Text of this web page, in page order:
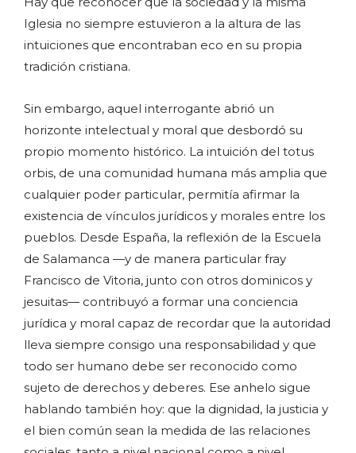
Iglesia no siempre estuvieron a la altura de las
intuiciones que encontraban eco en su propia
tradición cristiana.
Sin embargo, aquel interrogante abrió un
horizonte intelectual y moral que desbordó su
propio momento histórico. La intuición del totus
orbis, de una comunidad humana más amplia que
cualquier poder particular, permitía afirmar la
existencia de vínculos jurídicos y morales entre los
pueblos. Desde España, la reflexión de la Escuela
de Salamanca —y de manera particular fray
Francisco de Vitoria, junto con otros dominicos y
jesuitas— contribuyó a formar una conciencia
jurídica y moral capaz de recordar que la autoridad
lleva siempre consigo una responsabilidad y que
todo ser humano debe ser reconocido como
sujeto de derechos y deberes. Ese anhelo sigue
hablando también hoy: que la dignidad, la justicia y
el bien común sean la medida de las relaciones